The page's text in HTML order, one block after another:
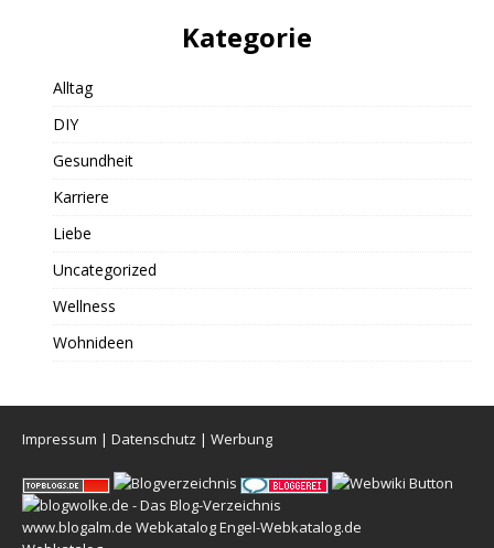
Kategorie
Alltag
DIY
Gesundheit
Karriere
Liebe
Uncategorized
Wellness
Wohnideen
Impressum | Datenschutz | Werbung
www.blogalm.de WebkatalogEngel-Webkatalog.de